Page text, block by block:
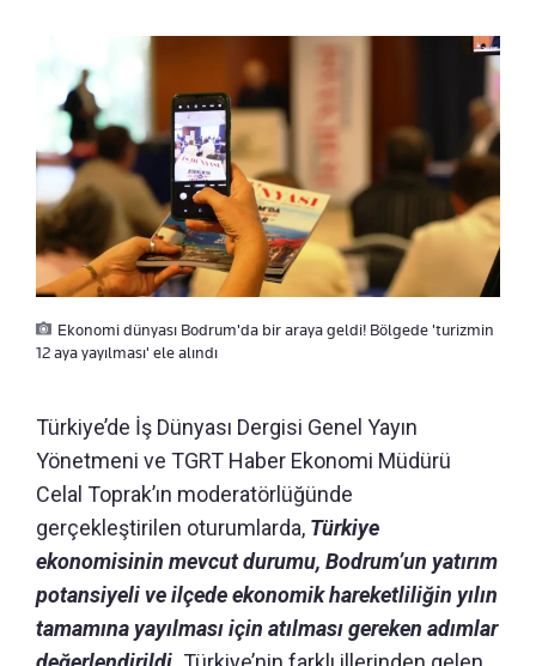
Ekonomi dünyası Bodrum'da bir araya geldi! Bölgede 'turizmin
12 aya yayılması' ele alındı
Türkiye’de İş Dünyası Dergisi Genel Yayın
Yönetmeni ve TGRT Haber Ekonomi Müdürü
Celal Toprak’ın moderatörlüğünde
gerçekleştirilen oturumlarda, Türkiye
ekonomisinin mevcut durumu, Bodrum’un yatırım
potansiyeli ve ilçede ekonomik hareketliliğin yılın
tamamına yayılması için atılması gereken adımlar